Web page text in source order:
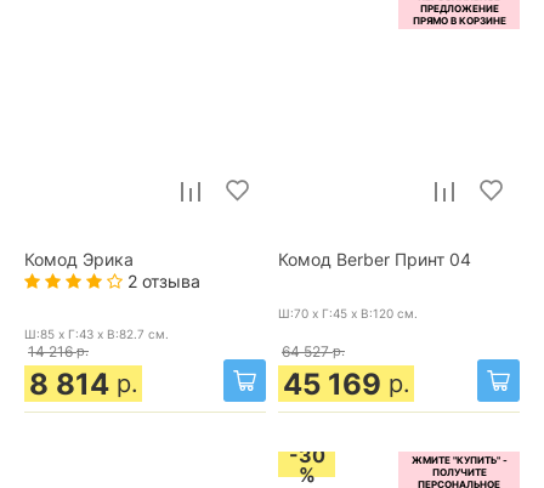
Комод Эрика
2 отзыва
Ш:85 x Г:43 x В:82.7 см.
14 216 р.
8 814 р.
Комод Berber Принт 04
Ш:70 x Г:45 x В:120 см.
64 527 р.
45 169 р.
-30
%